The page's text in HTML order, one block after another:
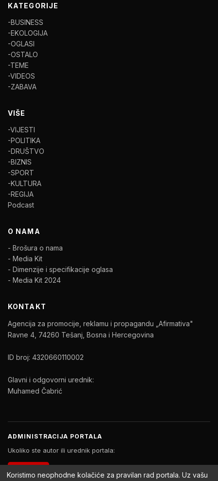
KATEGORIJE
-BUSINESS
-EKOLOGIJA
-OGLASI
-OSTALO
-TEME
-VIDEOS
-ZABAVA
VIŠE
-VIJESTI
-POLITIKA
-DRUŠTVO
-BIZNIS
-SPORT
-KULTURA
-REGIJA
Podcast
O NAMA
- Brošura o nama
- Media Kit
- Dimenzije i specifikacije oglasa
- Media Kit 2024
KONTAKT
Agencija za promocije, reklamu i propagandu „Afirmativa"
Ravne 4, 74260 Tešanj, Bosna i Hercegovina
ID broj: 4320660110002
Glavni i odgovorni urednik:
Muhamed Čabrić
ADMINISTRACIJA PORTALA
Ukoliko ste autor ili urednik portala:
Koristimo neophodne kolačiće za pravilan rad portala. Uz vašu